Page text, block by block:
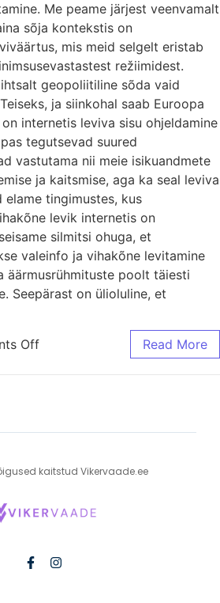
Me peame järjest veenvamalt
sõja kontekstis on
mis meid selgelt eristab
režiimidest.
geopoliitiline sõda vaid
ja siinkohal saab Euroopa
internetis leviva sisu ohjeldamine
tegutsevad suured
vastutama nii meie isikuandmete
ja kaitsmise, aga ka seal leviva
elame tingimustes, kus
levik internetis on
silmitsi ohuga, et
valeinfo ja vihakõne levitamine
äärmusrühmituste poolt täiesti
Seepärast on ülioluline, et
Off Read More
kaitstud Vikervaade.ee